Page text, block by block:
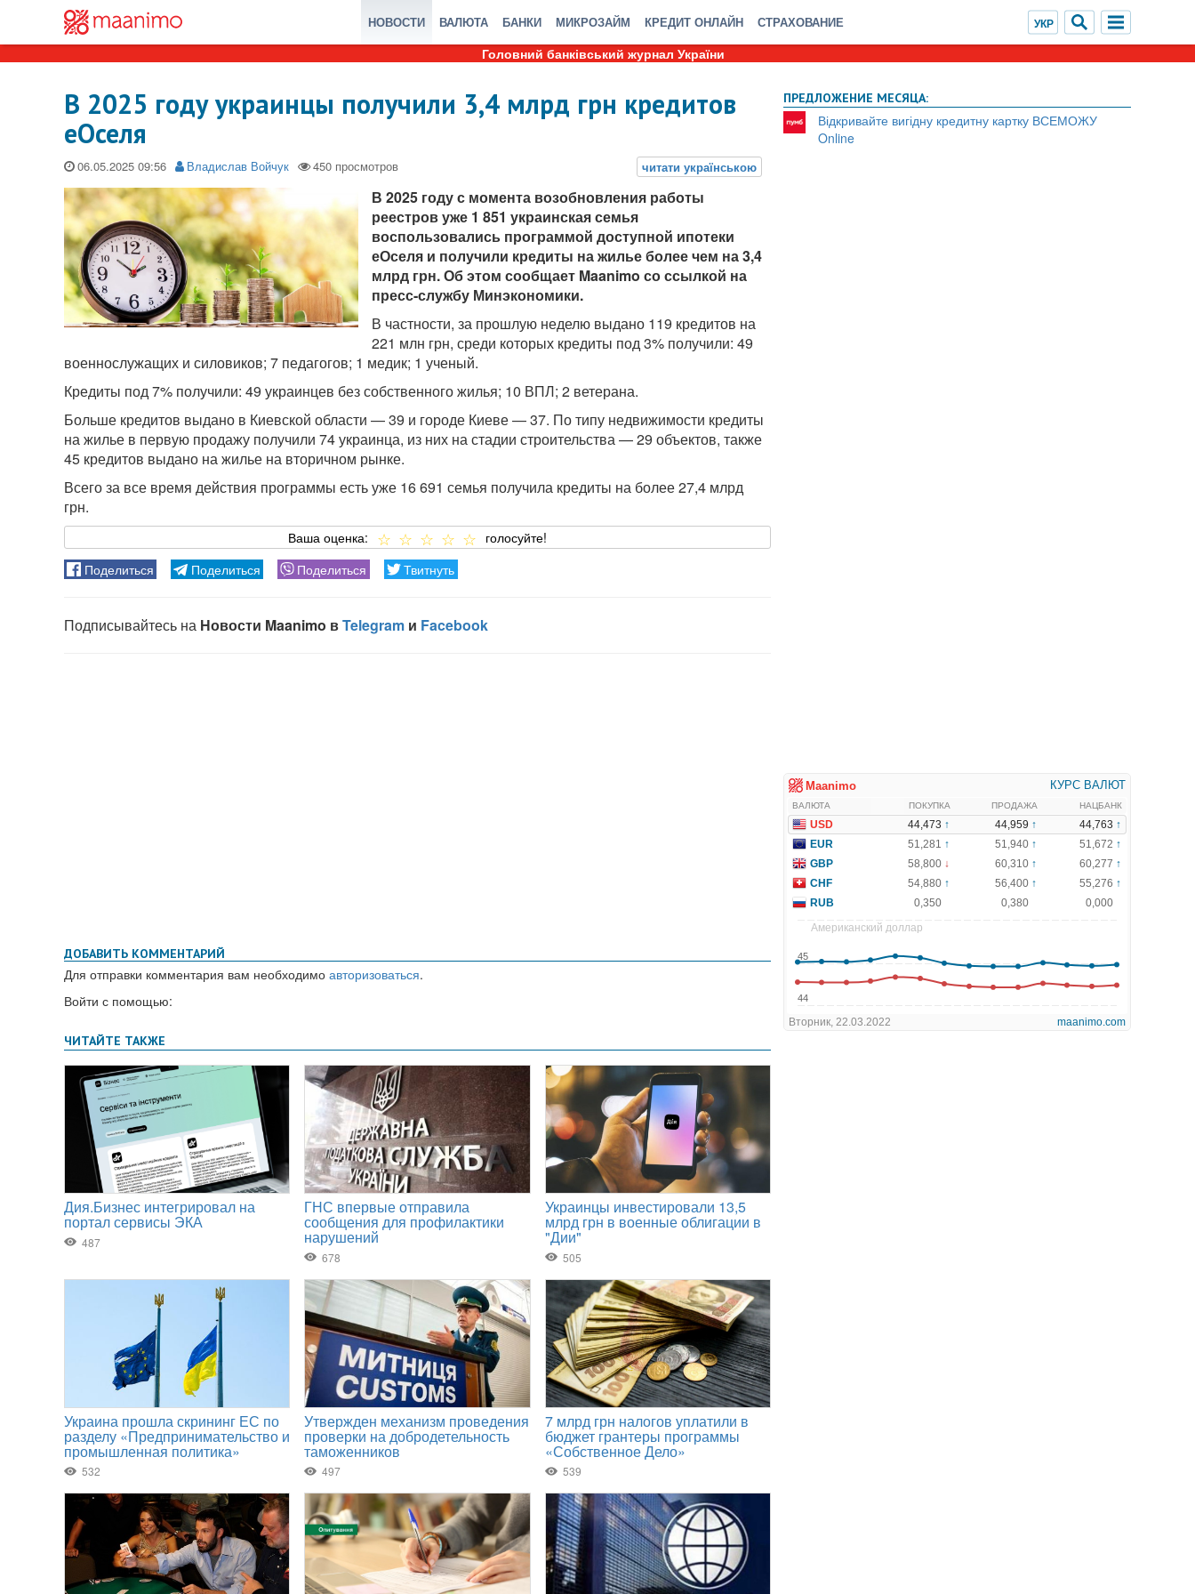
НОВОСТИ ВАЛЮТА БАНКИ МИКРОЗАЙМ КРЕДИТ ОНЛАЙН СТРАХОВАНИЕ
Головний банківський журнал України
В 2025 году украинцы получили 3,4 млрд грн кредитов
еОселя
06.05.2025 Владислав Войчук
В 2025 году с момента возобновления работы
реестров уже 1 851 украинская семья
воспользовались программой доступной ипотеки
еОселя и получили кредиты на жилье более чем на 3,4
млрд грн. Об этом сообщает Maanimo со ссылкой на
пресс-службу Минэкономики.
В частности, за прошлую неделю выдано 119 кредитов на
221 млн грн, среди которых кредиты под 3% получили: 49
военнослужащих и силовиков; 7 педагогов; 1 медик; 1 ученый.
Кредиты под 7% получили: 49 украинцев без собственного жилья; 10 ВПЛ; 2 ветерана.
Больше кредитов выдано в Киевской области — 39 и городе Киеве — 37. По типу недвижимости кредиты
на жилье в первую продажу получили 74 украинца, из них на стадии строительства — 29 объектов, также
45 кредитов выдано на жилье на вторичном рынке.
Всего за все время действия программы есть уже 16 691 семья получила кредиты на более 27,4 млрд
грн.
ДОБАВИТЬ КОММЕНТАРИЙ
Для отправки комментария вам необходимо авторизоваться.
Войти с помощью:
ПРЕДЛОЖЕНИЕ МЕСЯЦА:
Відкривайте вигідну кредитну картку ВСЕМОЖУ
Online